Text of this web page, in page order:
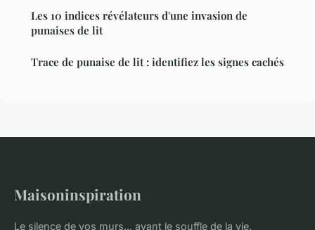
Les 10 indices révélateurs d'une invasion de
punaises de lit
Trace de punaise de lit : identifiez les signes cachés
Maisoninspiration
Le silence de vos murs... avant le souffle de la vie.